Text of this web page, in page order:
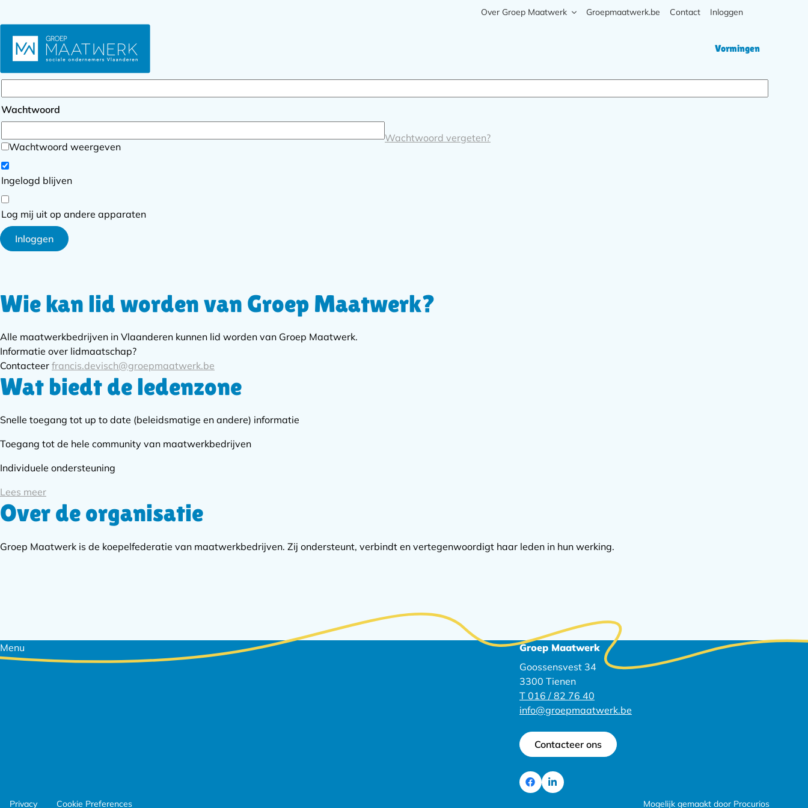
Vormingen
navigatie
Over Groep Maatwerk Groepmaatwerk.be Contact Inloggen
Inloggen
Wachtwoord
Wachtwoord weergeven
Wachtwoord vergeten?
Ingelogd blijven
Log mij uit op andere apparaten
Inloggen
Subnavigatie
Wie kan lid worden van Groep Maatwerk?
Alle maatwerkbedrijven in Vlaanderen kunnen lid worden van Groep Maatwerk.
Informatie over lidmaatschap?
Contacteer francis.devisch@groepmaatwerk.be
Wat biedt de ledenzone
Snelle toegang tot up to date (beleidsmatige en andere) informatie
Toegang tot de hele community van maatwerkbedrijven
Individuele ondersteuning
Lees meer
Over de organisatie
Groep Maatwerk is de koepelfederatie van maatwerkbedrijven. Zij ondersteunt, verbindt en vertegenwoordigt haar leden in hun werking.
Footer
navigatie
Menu
Groep Maatwerk
Goossensvest 34
3300 Tienen
T 016 / 82 76 40
info@groepmaatwerk.be
Contacteer ons
Footer
Privacy Cookie Preferences Mogelijk gemaakt door Procurios